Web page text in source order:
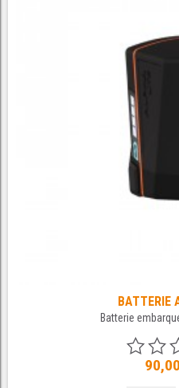
BATTERIE
Batterie